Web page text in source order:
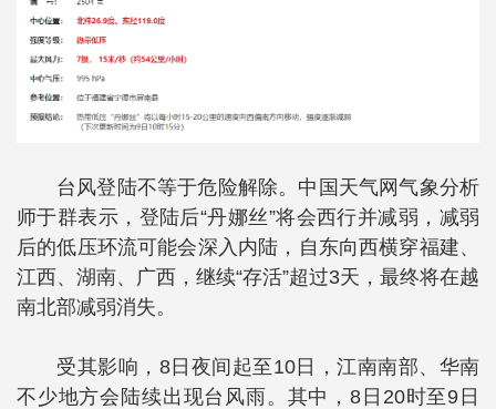
台风登陆不等于危险解除。中国天气网气象分析
师于群表示，登陆后“丹娜丝”将会西行并减弱，减弱
后的低压环流可能会深入内陆，自东向西横穿福建、
江西、湖南、广西，继续“存活”超过3天，最终将在越
南北部减弱消失。
受其影响，8日夜间起至10日，江南南部、华南
不少地方会陆续出现台风雨。其中，8日20时至9日